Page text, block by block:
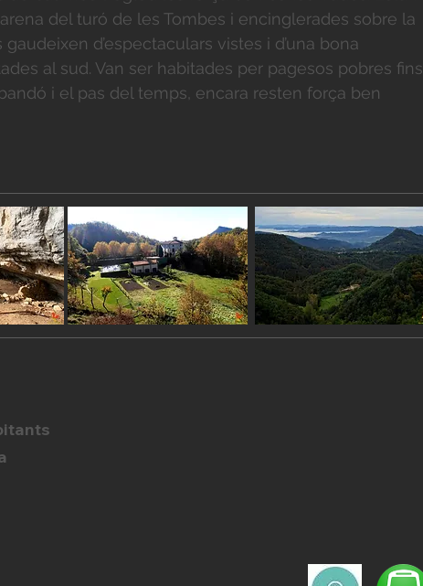
del turó de les Tombes i encinglerades sobre la
d’espectaculars vistes i d’una bona
al sud. Van ser habitades per pagesos pobres fins
i el pas del temps, encara resten força ben